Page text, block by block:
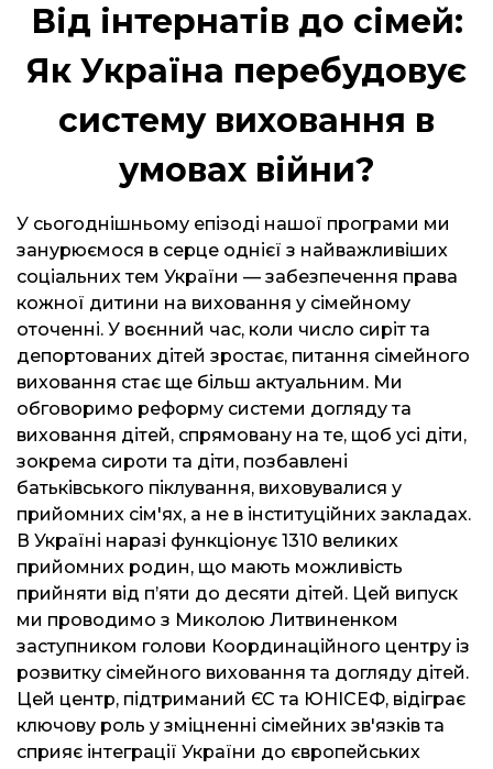
Від інтернатів до сімей:
Як Україна перебудовує
систему виховання в
умовах війни?
У сьогоднішньому епізоді нашої програми ми
занурюємося в серце однієї з найважливіших
соціальних тем України — забезпечення права
кожної дитини на виховання у сімейному
оточенні. У воєнний час, коли число сиріт та
депортованих дітей зростає, питання сімейного
виховання стає ще більш актуальним. Ми
обговоримо реформу системи догляду та
виховання дітей, спрямовану на те, щоб усі діти,
зокрема сироти та діти, позбавлені
батьківського піклування, виховувалися у
прийомних сім'ях, а не в інституційних закладах.
В Україні наразі функціонує 1310 великих
прийомних родин, що мають можливість
прийняти від п’яти до десяти дітей. Цей випуск
ми проводимо з Миколою Литвиненком
заступником голови Координаційного центру із
розвитку сімейного виховання та догляду дітей.
Цей центр, підтриманий ЄС та ЮНІСЕФ, відіграє
ключову роль у зміцненні сімейних зв'язків та
сприяє інтеграції України до європейських